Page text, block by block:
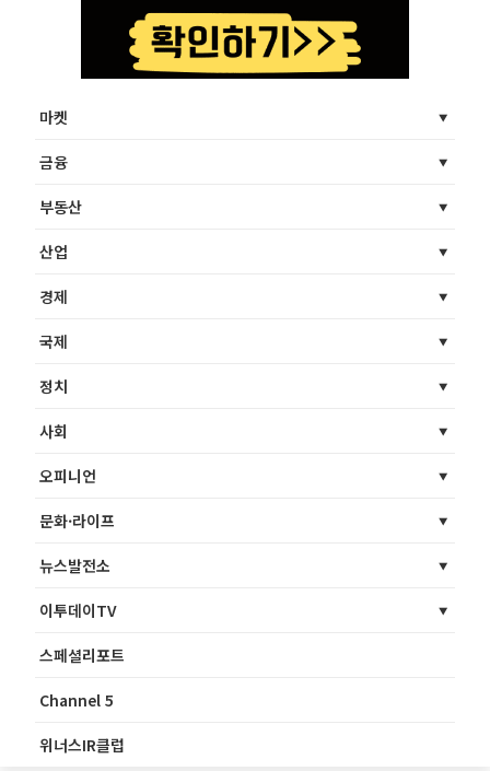
마켓
금융
부동산
산업
경제
국제
정치
사회
오피니언
문화·라이프
뉴스발전소
이투데이TV
스페셜리포트
Channel 5
위너스IR클럽